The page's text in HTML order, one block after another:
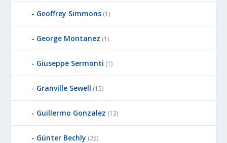
Geoffrey Simmons (1)
George Montanez (1)
Giuseppe Sermonti (1)
Granville Sewell (15)
Guillermo Gonzalez (13)
Günter Bechly (25)